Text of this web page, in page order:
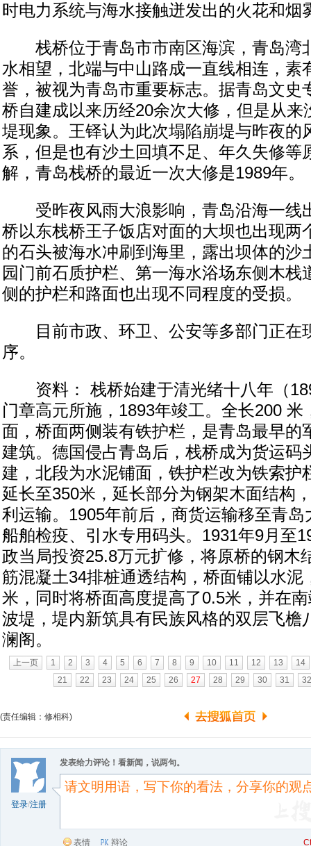
时电力系统与海水接触迸发出的火花和烟
栈桥位于青岛市市南区海滨，青岛湾
水相望，北端与中山路成一直线相连，素
誉，被视为青岛市重要标志。据青岛文史
桥自建成以来历经20余次大修，但是从来
堤现象。王铎认为此次塌陷崩堤与昨夜的
系，但是也有沙土回填不足、年久失修等
解，青岛栈桥的最近一次大修是1989年。
受昨夜风雨大浪影响，青岛沿海一线
桥以东栈桥王子饭店对面的大坝也出现两
的石头被海水冲刷到海里，露出坝体的沙
园门前石质护栏、第一海水浴场东侧木栈
侧的护栏和路面也出现不同程度的受损。
目前市政、环卫、公安等多部门正在
序。
资料： 栈桥始建于清光绪十八年（
门章高元所施，1893年竣工。全长200 米
面，桥面两侧装有铁护栏，是青岛最早的
建筑。德国侵占青岛后，栈桥成为货运码
建，北段为水泥铺面，铁护栏改为铁索护
延长至350米，延长部分为钢架木面结构
利运输。1905年前后，商货运输移至青
船舶检疫、引水专用码头。1931年9月至
政当局投资25.8万元扩修，将原桥的钢木
筋混凝土34排桩通透结构，桥面铺以水泥
米，同时将桥面高度提高了0.5米，并在
波堤，堤内新筑具有民族风格的双层飞檐
澜阁。
上一页 1 2 3 4 5 6 7 8 9 10 11 12 13
14
21
22 23 24 25 26 27 28 29 30 31 32
(责任编辑：修相科)
登录/注册
发表给力评论！看新闻，说两句。
表情 辩论